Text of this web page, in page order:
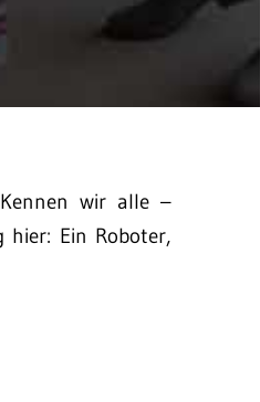
wir alle –
hier: Ein Roboter,